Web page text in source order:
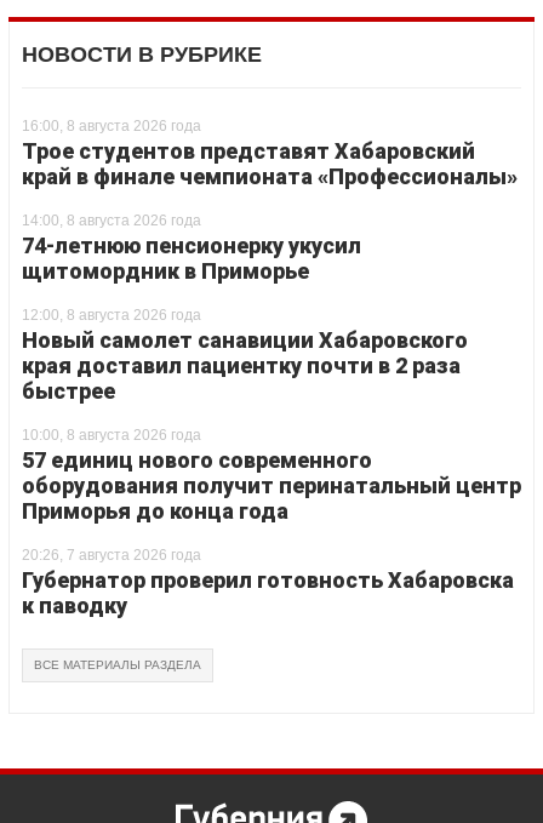
НОВОСТИ В РУБРИКЕ
16:00, 8 августа 2026 года
Трое студентов представят Хабаровский
край в финале чемпионата «Профессионалы»
14:00, 8 августа 2026 года
74-летнюю пенсионерку укусил
щитомордник в Приморье
12:00, 8 августа 2026 года
Новый самолет санавиции Хабаровского
края доставил пациентку почти в 2 раза
быстрее
10:00, 8 августа 2026 года
57 единиц нового современного
оборудования получит перинатальный центр
Приморья до конца года
20:26, 7 августа 2026 года
Губернатор проверил готовность Хабаровска
к паводку
ВСЕ МАТЕРИАЛЫ РАЗДЕЛА